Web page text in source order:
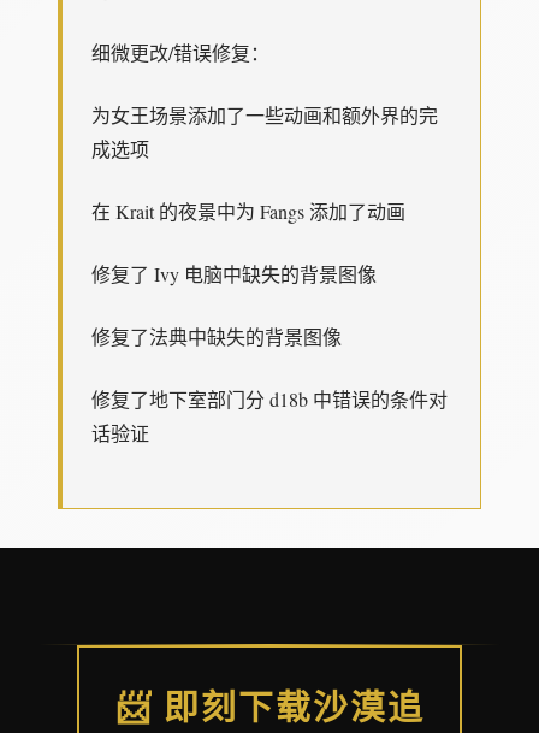
细微更改/错误修复：
为女王场景添加了一些动画和额外界的完
成选项
在 Krait 的夜景中为 Fangs 添加了动画
修复了 Ivy 电脑中缺失的背景图像
修复了法典中缺失的背景图像
修复了地下室部门分 d18b 中错误的条件对
话验证
📨 即刻下载沙漠追